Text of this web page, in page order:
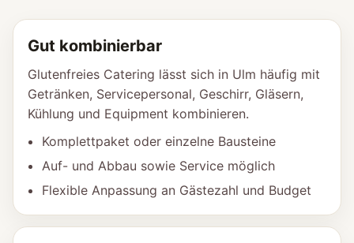
Gut kombinierbar
Glutenfreies Catering lässt sich in Ulm häufig mit
Getränken, Servicepersonal, Geschirr, Gläsern,
Kühlung und Equipment kombinieren.
Komplettpaket oder einzelne Bausteine
Auf- und Abbau sowie Service möglich
Flexible Anpassung an Gästezahl und Budget